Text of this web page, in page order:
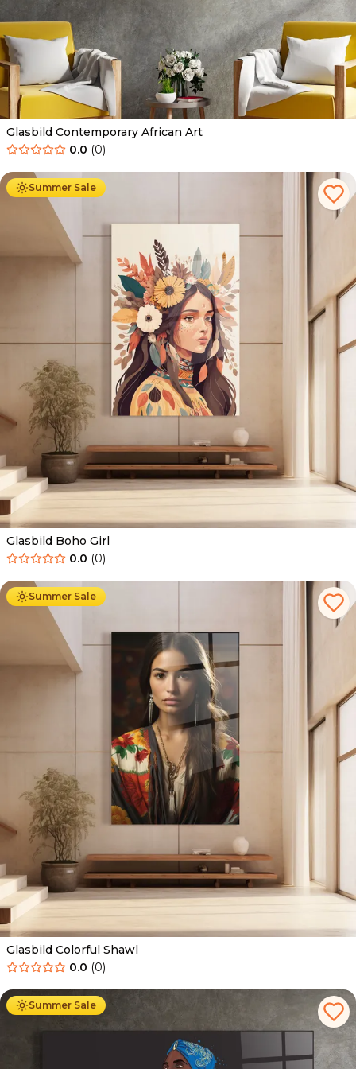
Glasbild Contemporary African Art
0.0 (0)
Summer Sale
Ab 69.90 € 44.90
Glasbild Boho Girl
0.0 (0)
Summer Sale
Ab 69.90 € 44.90
Glasbild Colorful Shawl
0.0 (0)
Summer Sale
Ab 69.90 € 44.90